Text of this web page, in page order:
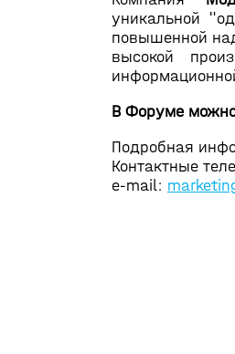
уникальной
повышенной
высокой
В Форуме можно
Подробная
Контактные
e-mail: